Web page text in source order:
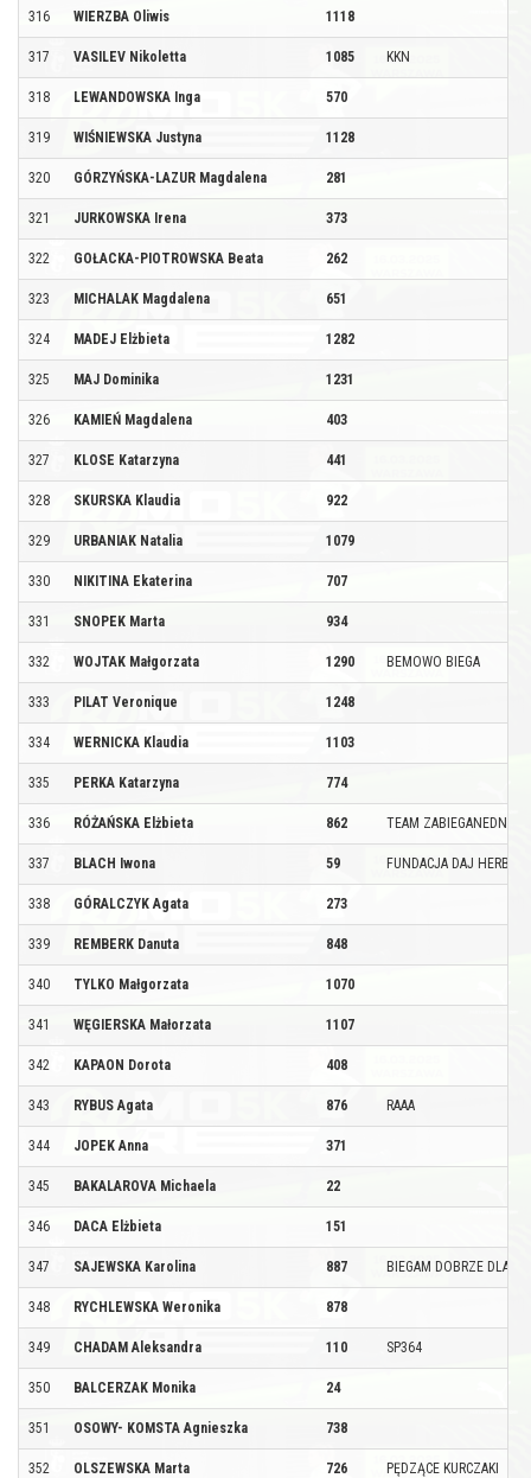
316 WIERZBA Oliwis 1118
317 VASILEV Nikoletta 1085 KKN
318 LEWANDOWSKA Inga 570
319 WIŚNIEWSKA Justyna 1128
320 GÓRZYŃSKA-LAZUR Magdalena 281
321 JURKOWSKA Irena 373
322 GOŁACKA-PIOTROWSKA Beata 262
323 MICHALAK Magdalena 651
324 MADEJ Elżbieta 1282
325 MAJ Dominika 1231
326 KAMIEŃ Magdalena 403
327 KLOSE Katarzyna 441
328 SKURSKA Klaudia 922
329 URBANIAK Natalia 1079
330 NIKITINA Ekaterina 707
331 SNOPEK Marta 934
332 WOJTAK Małgorzata 1290 BEMOWO BIEGA
333 PILAT Veronique 1248
334 WERNICKA Klaudia 1103
335 PERKA Katarzyna 774
336 RÓŻAŃSKA Elżbieta 862 TEAM ZABIEGANEDNI
337 BLACH Iwona 59 FUNDACJA DAJ HERBATĘ
338 GÓRALCZYK Agata 273
339 REMBERK Danuta 848
340 TYLKO Małgorzata 1070
341 WĘGIERSKA Małorzata 1107
342 KAPAON Dorota 408
343 RYBUS Agata 876 RAAA
344 JOPEK Anna 371
345 BAKALAROVA Michaela 22
346 DACA Elżbieta 151
347 SAJEWSKA Karolina 887 BIEGAM DOBRZE DLA
348 RYCHLEWSKA Weronika 878
349 CHADAM Aleksandra 110 SP364
350 BALCERZAK Monika 24
351 OSOWY- KOMSTA Agnieszka 738
352 OLSZEWSKA Marta 726 PĘDZĄCE KURCZAKI